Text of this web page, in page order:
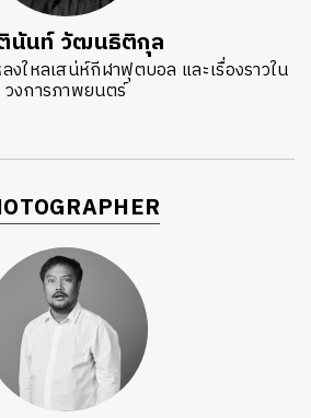
นันท์ วัฒนธิติกุล
ใหลเสน่ห์กีฬาฟุตบอล และเรื่องราวใน
วงการภาพยนตร์